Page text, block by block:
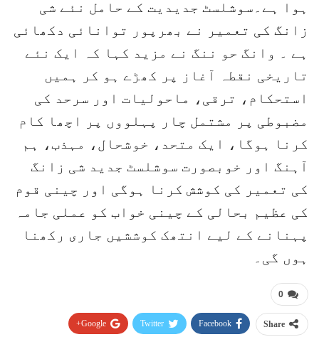
ہوا ہے۔سوشلسٹ جدیدیت کے حامل نئے شی
زانگ کی تعمیر نے بھرپور توانائی دکھائی
ہے ۔ وانگ حو ننگ نے مزید کہا کہ ایک نئے
تاریخی نقطہ آغاز پر کھڑے ہو کر ہمیں
استحکام، ترقی، ماحولیات اور سرحد کی
مضبوطی پر مشتمل چار پہلووں پر اچھا کام
کرنا ہوگا، ایک متحد، خوشحال، مہذب، ہم
آہنگ اور خوبصورت سوشلسٹ جدید شی زانگ
کی تعمیر کی کوشش کرنا ہوگی اور چینی قوم
کی عظیم بحالی کے چینی خواب کو عملی جامہ
پہنانے کے لیے انتھک کوششیں جاری رکھنا
ہوں گی۔
0
Share
Facebook
Twitter
Google+